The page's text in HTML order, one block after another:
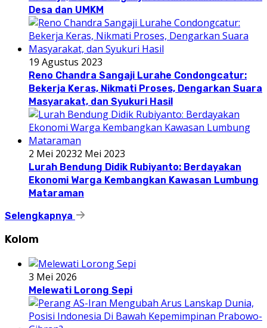
Desa dan UMKM
19 Agustus 2023
Reno Chandra Sangaji Lurahe Condongcatur:
Bekerja Keras, Nikmati Proses, Dengarkan Suara
Masyarakat, dan Syukuri Hasil
2 Mei 20232 Mei 2023
Lurah Bendung Didik Rubiyanto: Berdayakan
Ekonomi Warga Kembangkan Kawasan Lumbung
Mataraman
Selengkapnya
Kolom
3 Mei 2026
Melewati Lorong Sepi